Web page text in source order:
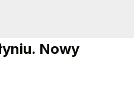
Nowy